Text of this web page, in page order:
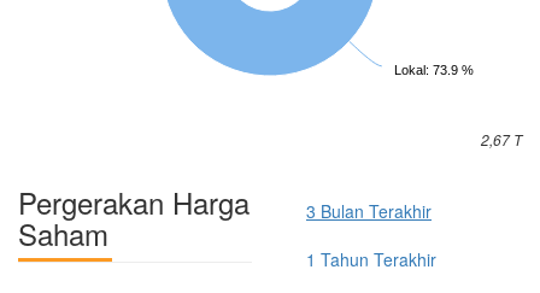
Lokal: 73.9 %
2,67 T
Pergerakan Harga
Saham
3 Bulan Terakhir
1 Tahun Terakhir